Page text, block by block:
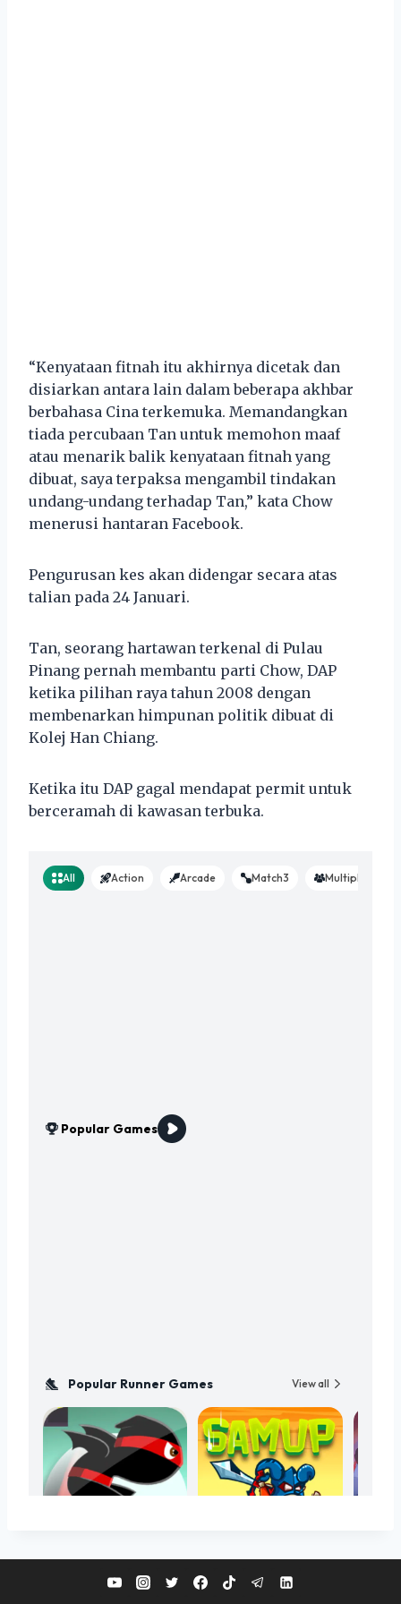
“Kenyataan fitnah itu akhirnya dicetak dan
disiarkan antara lain dalam beberapa akhbar
berbahasa Cina terkemuka. Memandangkan
tiada percubaan Tan untuk memohon maaf
atau menarik balik kenyataan fitnah yang
dibuat, saya terpaksa mengambil tindakan
undang-undang terhadap Tan,” kata Chow
menerusi hantaran Facebook.
Pengurusan kes akan didengar secara atas
talian pada 24 Januari.
Tan, seorang hartawan terkenal di Pulau
Pinang pernah membantu parti Chow, DAP
ketika pilihan raya tahun 2008 dengan
membenarkan himpunan politik dibuat di
Kolej Han Chiang.
Ketika itu DAP gagal mendapat permit untuk
berceramah di kawasan terbuka.